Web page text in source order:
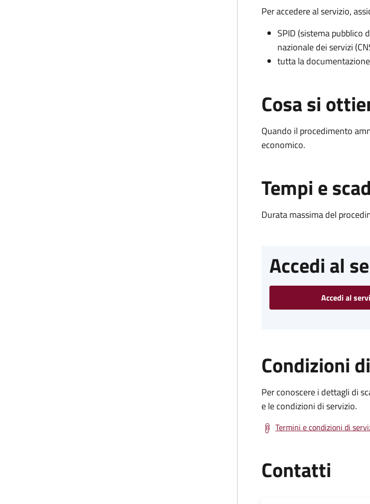
Per accedere al servizio,
SPID (sistema pubblico
nazionale dei servizi
tutta la
Cosa si
Quando il procedimento
economico.
Tempi e
Durata massima del
Accedi al
Accedi al
Condizioni
Per conoscere i dettagli di
e le condizioni di servizio.
Termini e condizioni di
Contatti